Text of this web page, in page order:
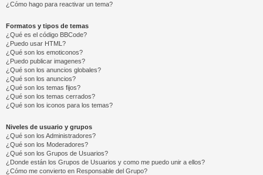
¿Cómo hago para reactivar un tema?
Formatos y tipos de temas
¿Qué es el código BBCode?
¿Puedo usar HTML?
¿Qué son los emoticonos?
¿Puedo publicar imagenes?
¿Qué son los anuncios globales?
¿Qué son los anuncios?
¿Qué son los temas fijos?
¿Qué son los temas cerrados?
¿Qué son los iconos para los temas?
Niveles de usuario y grupos
¿Qué son los Administradores?
¿Qué son los Moderadores?
¿Qué son los Grupos de Usuarios?
¿Donde están los Grupos de Usuarios y como me puedo unir a ellos?
¿Cómo me convierto en Responsable del Grupo?